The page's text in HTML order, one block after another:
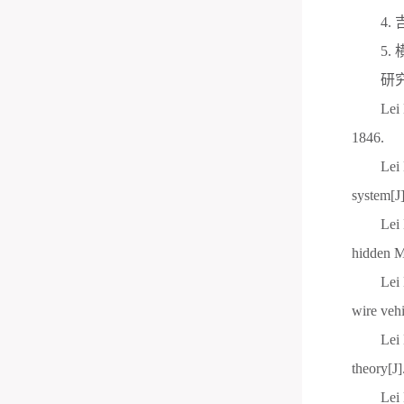
4.
5.
研
Lei
1846.
Lei
Lei
hidden
Lei
wire
Lei
Lei